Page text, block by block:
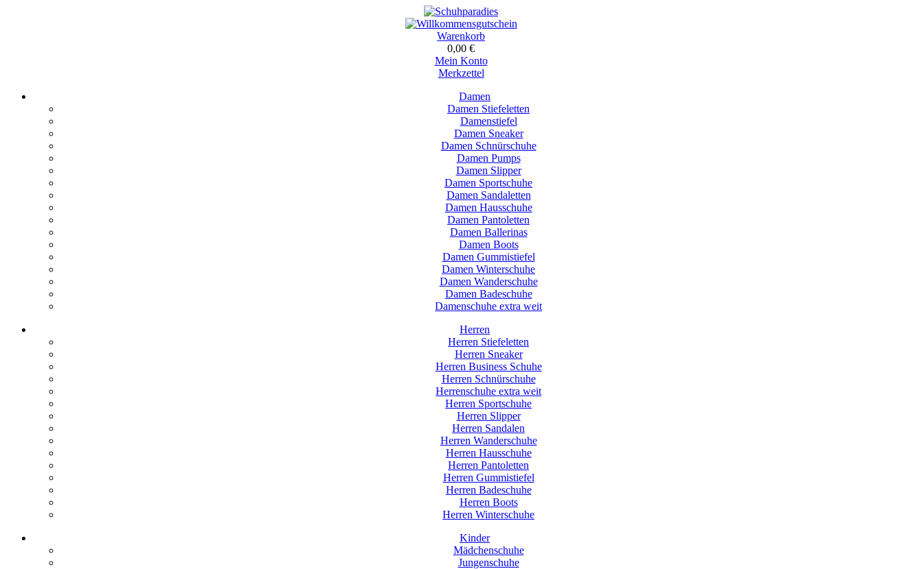
Warenkorb
0,00 €
Mein Konto
Merkzettel
Damen
Damen Stiefeletten
Damenstiefel
Damen Sneaker
Damen Schnürschuhe
Damen Pumps
Damen Slipper
Damen Sportschuhe
Damen Sandaletten
Damen Hausschuhe
Damen Pantoletten
Damen Ballerinas
Damen Boots
Damen Gummistiefel
Damen Winterschuhe
Damen Wanderschuhe
Damen Badeschuhe
Damenschuhe extra weit
Herren
Herren Stiefeletten
Herren Sneaker
Herren Business Schuhe
Herren Schnürschuhe
Herrenschuhe extra weit
Herren Sportschuhe
Herren Slipper
Herren Sandalen
Herren Wanderschuhe
Herren Hausschuhe
Herren Pantoletten
Herren Gummistiefel
Herren Badeschuhe
Herren Boots
Herren Winterschuhe
Kinder
Mädchenschuhe
Jungenschuhe